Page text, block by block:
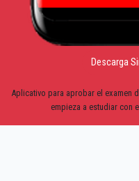
Descarga
Aplicativo para aprobar el examen
empieza a estudiar con